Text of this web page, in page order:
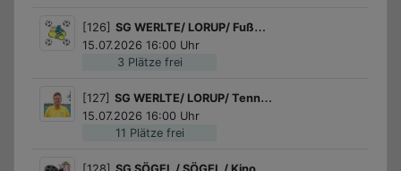
3 Plätze frei
[126] SG WERLTE/ LORUP/ Fußball für Jungs
15.07.2026 16:00 Uhr
11 Plätze frei
[127] SG WERLTE/ LORUP/ Tennis Schnupperkurs des Tennisvereins Lorup!
15.07.2026 16:00 Uhr